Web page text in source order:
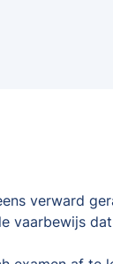
verward
vaarbewijs